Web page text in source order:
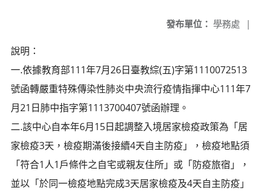
發布單位： 學務處 |
說明：
一.依據教育部111年7月26日臺教綜(五)字第1110072513
號函轉嚴重特殊傳染性肺炎中央流行疫情指揮中心111年7
月21日肺中指字第1113700407號函辦理。
二.該中心自本年6月15日起調整入境居家檢疫政策為「居
家檢疫3天，檢疫期滿後接續4天自主防疫」，檢疫地點須
「符合1人1戶條件之自宅或親友住所」或「防疫旅宿」，
並以「於同一檢疫地點完成3天居家檢疫及4天自主防疫」